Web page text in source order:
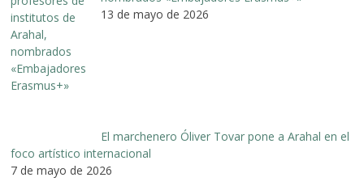
13 de mayo de 2026
El marchenero Óliver Tovar pone a Arahal en el
foco artístico internacional
7 de mayo de 2026